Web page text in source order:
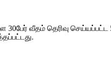
வீதம் தெரிவு செய்யப்பட்ட